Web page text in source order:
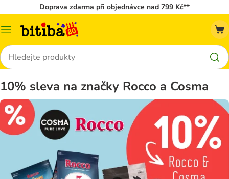
Doprava zdarma při objednávce nad 799 Kč**
Kategorie
Hledat
10% sleva na značky Rocco a Cosma